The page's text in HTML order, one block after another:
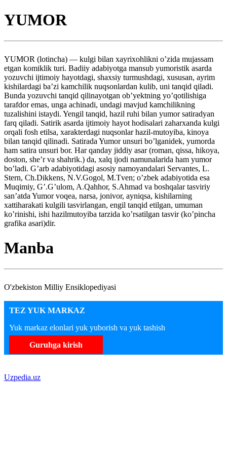
YUMOR
YUMOR (lotincha) — kulgi bilan xayrixohlikni o’zida mujassam
etgan komiklik turi. Badiiy adabiyotga mansub yumoristik asarda
yozuvchi ijtimoiy hayotdagi, shaxsiy turmushdagi, xususan, ayrim
kishilardagi ba’zi kamchilik nuqsonlardan kulib, uni tanqid qiladi.
Bunda yozuvchi tanqid qilinayotgan ob’yektning yo’qotilishiga
tarafdor emas, unga achinadi, undagi mavjud kamchilikning
tuzalishini istaydi. Yengil tanqid, hazil ruhi bilan yumor satiradyan
farq qiladi. Satirik asarda ijtimoiy hayot hodisalari zaharxanda kulgi
orqali fosh etilsa, xarakterdagi nuqsonlar hazil-mutoyiba, kinoya
bilan tanqid qilinadi. Satirada Yumor unsuri bo’lganidek, yumorda
ham satira unsuri bor. Har qanday jiddiy asar (roman, qissa, hikoya,
doston, she’r va shahrik.) da, xalq ijodi namunalarida ham yumor
bo’ladi. G’arb adabiyotidagi asosiy namoyandalari Servantes, L.
Stern, Ch.Dikkens, N.V.Gogol, M.Tven; o’zbek adabiyotida esa
Muqimiy, G’.G’ulom, A.Qahhor, S.Ahmad va boshqalar tasviriy
san’atda Yumor voqea, narsa, jonivor, ayniqsa, kishilarning
xattiharakati kulgili tasvirlangan, engil tanqid etilgan, umuman
ko’rinishi, ishi hazilmutoyiba tarzida ko’rsatilgan tasvir (ko’pincha
grafika asari)dir.
Manba
O'zbekiston Milliy Ensiklopediyasi
TEZ YUK MARKAZ
Yuk markaz elonlari yuk yuborish va yuk tashish
Guruhga kirish
Uzpedia.uz